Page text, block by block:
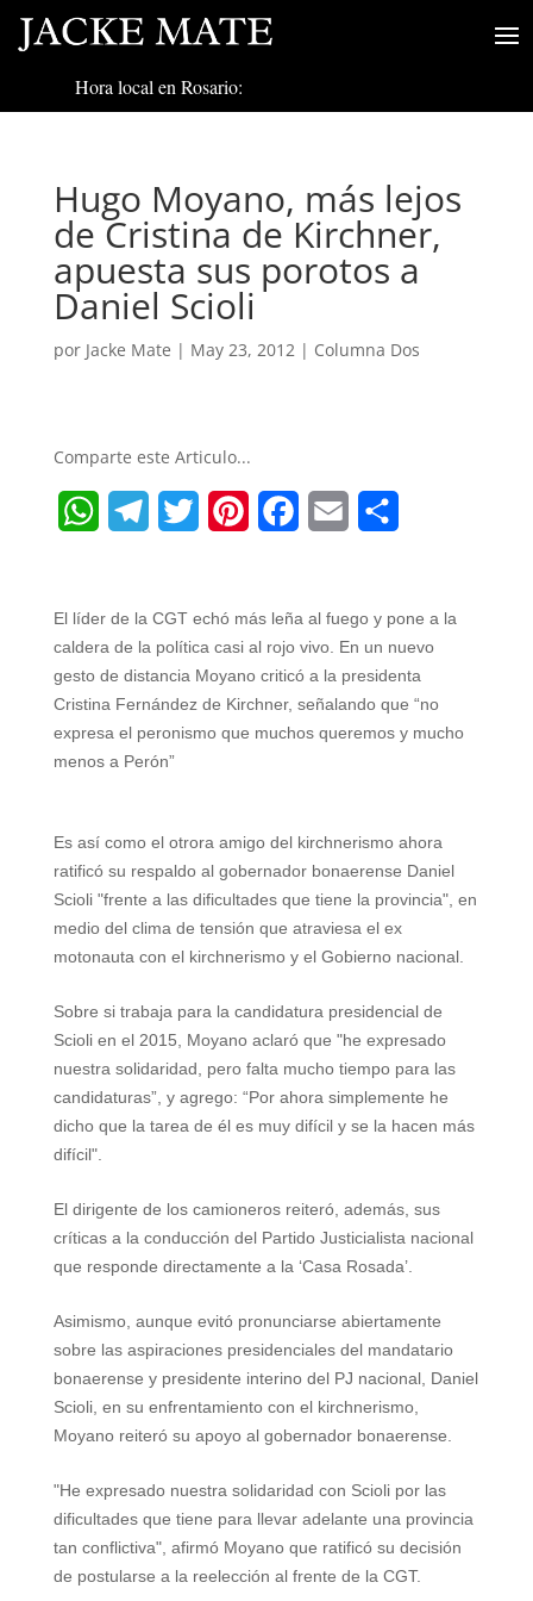
Hora local en Rosario:
Hugo Moyano, más lejos
de Cristina de Kirchner,
apuesta sus porotos a
Daniel Scioli
por Jacke Mate | May 23, 2012| Columna Dos
Comparte este Articulo...
a
t
s
A
p
l
e
g
r
m
i
t
t
e
n
t
e
s
t
c
e
b
k
a
i
l
a
r
e
El líder de la CGT echó más leña al fuego y pone a la
caldera de la política casi al rojo vivo. En un nuevo
gesto de distancia Moyano criticó a la presidenta
Cristina Fernández de Kirchner, señalando que “no
expresa el peronismo que muchos queremos y mucho
menos a Perón”
Es así como el otrora amigo del kirchnerismo ahora
ratificó su respaldo al gobernador bonaerense Daniel
Scioli "frente a las dificultades que tiene la provincia", en
medio del clima de tensión que atraviesa el ex
motonauta con el kirchnerismo y el Gobierno nacional.
Sobre si trabaja para la candidatura presidencial de
Scioli en el 2015, Moyano aclaró que "he expresado
nuestra solidaridad, pero falta mucho tiempo para las
candidaturas”, y agrego: “Por ahora simplemente he
dicho que la tarea de él es muy difícil y se la hacen más
difícil".
El dirigente de los camioneros reiteró, además, sus
críticas a la conducción del Partido Justicialista nacional
que responde directamente a la ‘Casa Rosada’.
Asimismo, aunque evitó pronunciarse abiertamente
sobre las aspiraciones presidenciales del mandatario
bonaerense y presidente interino del PJ nacional, Daniel
Scioli, en su enfrentamiento con el kirchnerismo,
Moyano reiteró su apoyo al gobernador bonaerense.
"He expresado nuestra solidaridad con Scioli por las
dificultades que tiene para llevar adelante una provincia
tan conflictiva", afirmó Moyano que ratificó su decisión
de postularse a la reelección al frente de la CGT.